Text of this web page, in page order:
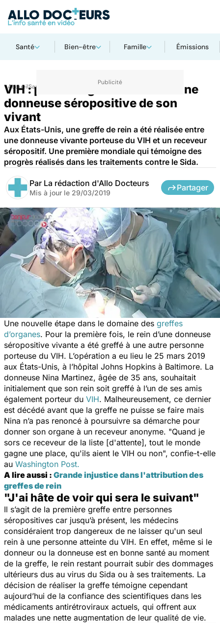
Santé Bien-être Famille Émissions
AccueilSanté
VIH : première greffe de rein d’une
donneuse séropositive de son
vivant
Aux États-Unis, une greffe de rein a été réalisée entre
une donneuse vivante porteuse du VIH et un receveur
séropositif. Une première mondiale qui témoigne des
progrès réalisés dans les traitements contre le Sida.
Par La rédaction d'Allo Docteurs
Mis à jour le 29/03/2019
Partager
Une nouvelle étape dans le domaine des greffes
d’organes. Pour la première fois, le rein d’une donneuse
séropositive vivante a été greffé à une autre personne
porteuse du VIH. L’opération a eu lieu le 25 mars 2019
aux États-Unis, à l’hôpital Johns Hopkins à Baltimore. La
donneuse Nina Martinez, âgée de 35 ans, souhaitait
initialement que son rein soit greffé à l’un de ses amis
également porteur du VIH. Malheureusement, ce dernier
est décédé avant que la greffe ne puisse se faire mais
Nina n’a pas renoncé à poursuivre sa démarche pour
donner son organe à un receveur anonyme. "Quand je
sors ce receveur de la liste [d'attente], tout le monde
gagne une place, qu'ils aient le VIH ou non", confie-t-elle
au Washington Post.
A lire aussi : Grande injustice dans l'attribution des
greffes de rein
"J'ai hâte de voir qui sera le suivant"
Il s’agit de la première greffe entre personnes
séropositives car jusqu’à présent, les médecins
considéraient trop dangereux de ne laisser qu'un seul
rein à une personne atteinte du VIH. En effet, même si le
donneur ou la donneuse est en bonne santé au moment
de la greffe, le rein restant pourrait subir des dommages
ultérieurs dus au virus du Sida ou à ses traitements. La
décision de réaliser la greffe témoigne cependant
aujourd’hui de la confiance des scientifiques dans les
médicaments antirétroviraux actuels, qui offrent aux
malades une nette augmentation de leur qualité de vie.